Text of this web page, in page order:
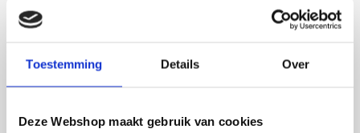
Toestemming Details Over
Deze Webshop maakt gebruik van cookies
Fijne site waar ik een mooie
besteld. De volgende dag
werd deze al bezorgd. Super
Het bestellen,
volledig naar wens.
eenvoudig te